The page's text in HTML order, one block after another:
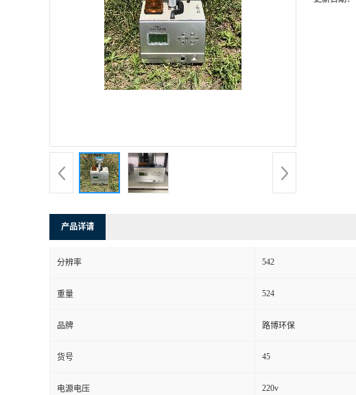
产品详请
分辨率 542
重量 524
品牌 路博环保
货号 45
电源电压 220v